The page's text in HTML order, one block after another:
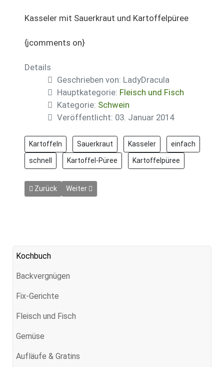
Kasseler mit Sauerkraut und Kartoffelpüree
{jcomments on}
Details
Geschrieben von: LadyDracula
Hauptkategorie: Fleisch und Fisch
Kategorie: Schwein
Veröffentlicht: 03. Januar 2014
Kartoffeln Sauerkraut Kasseler einfach
schnell Kartoffel-Püree Kartoffelpüree
Vorheriger Beitrag: Kasseler mit Sauerkraut
Zurück Nächster Beitrag: Kasseler Rückenschnitzel
Weiter
Kochbuch
Backvergnügen
Fix-Gerichte
Fleisch und Fisch
Gemüse
Aufläufe & Gratins